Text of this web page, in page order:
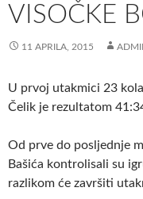
VISOČKE
11 APRILA, 2015
U prvoj utakmici 23
Čelik je rezultatom
Od prve do posljednje
Bašića kontrolisali su
razlikom će završiti